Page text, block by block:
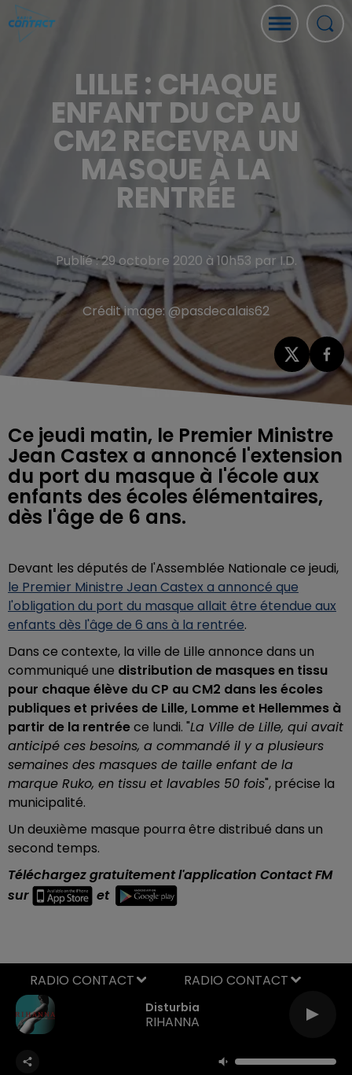
LILLE : CHAQUE
ENFANT DU CP AU
CM2 RECEVRA UN
MASQUE À LA
RENTRÉE
Publié : 29 octobre 2020 à 10h53 par I.D.
Crédit image: @pasdecalais62
Ce jeudi matin, le Premier Ministre
Jean Castex a annoncé l'extension
du port du masque à l'école aux
enfants des écoles élémentaires,
dès l'âge de 6 ans.
Devant les députés de l'Assemblée Nationale ce jeudi,
le Premier Ministre Jean Castex a annoncé que
l'obligation du port du masque allait être étendue aux
enfants dès l'âge de 6 ans à la rentrée.
Dans ce contexte, la ville de Lille annonce dans un
communiqué une distribution de masques en tissu
pour chaque élève du CP au CM2 dans les écoles
publiques et privées de Lille, Lomme et Hellemmes à
partir de la rentréece lundi. "La Ville de Lille, qui avait
anticipé ces besoins, a commandé il y a plusieurs
semaines des masques de taille enfant de la
marque Ruko, en tissu et lavables 50 fois", précise la
municipalité.
Un deuxième masque pourra être distribué dans un
second temps.
Téléchargez gratuitement l'application Contact FM
sur
et
Disturbia
RIHANNA
RADIO CONTACT